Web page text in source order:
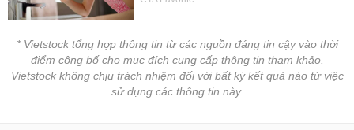
* Vietstock tổng hợp thông tin từ các nguồn đáng tin cậy vào thời
điểm công bố cho mục đích cung cấp thông tin tham khảo.
Vietstock không chịu trách nhiệm đối với bất kỳ kết quả nào từ việc
sử dụng các thông tin này.